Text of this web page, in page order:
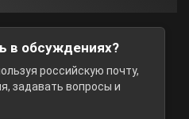
в обсуждениях?
российскую почту,
задавать вопросы и